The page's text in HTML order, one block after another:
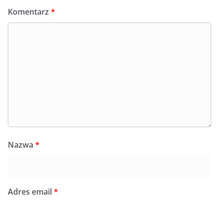
Komentarz *
Nazwa *
Adres email*